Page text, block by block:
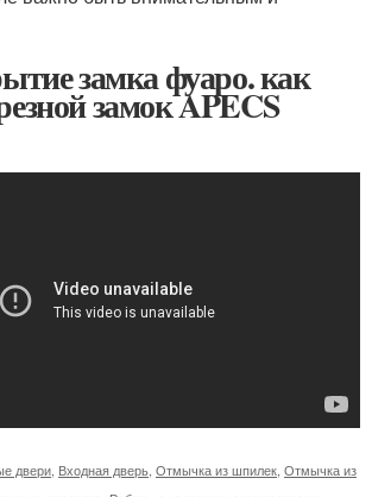
замка фуаро. как
замок APECS
двери Входная дверь Отмычка из шпилек Отмычка из